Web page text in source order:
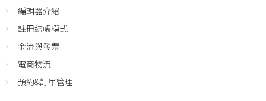
編輯器介紹
註冊結帳模式
金流與發票
電商物流
預約&訂單管理